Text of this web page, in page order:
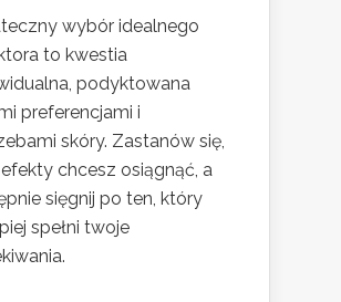
wybór idealnego
to kwestia
podyktowana
preferencjami i
skóry. Zastanów się,
chcesz osiągnąć, a
sięgnij po ten, który
spełni twoje